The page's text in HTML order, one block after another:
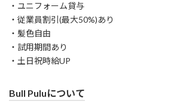
・ユニフォーム貸与
・従業員割引(最大50%)あり
・髪色自由
・試用期間あり
・土日祝時給UP
Bull Puluについて